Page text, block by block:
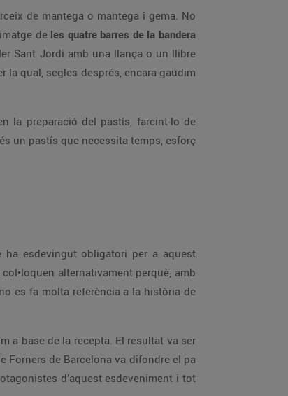
de mantega o mantega i gema. No
de les quatre barres de la bandera
Sant Jordi amb una llança o un llibre
la qual, segles després, encara gaudim
la preparació del pastís, farcint-lo de
un pastís que necessita temps, esforç
ha esdevingut obligatori per a aquest
alternativament perquè, amb
es fa molta referència a la història de
a base de la recepta. El resultat va ser
Forners de Barcelona va difondre el pa
d’aquest esdeveniment i tot